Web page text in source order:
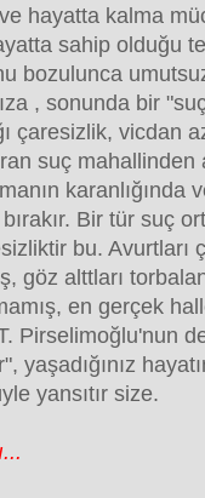
hayatta kalma
sahip olduğu
bozulunca
, sonunda bir
çaresizlik, vicdan
suç
karanlığında
Bir tür suç
bu. Avurtları
göz alttları
en gerçek
Pirselimoğlu'nun
yaşadığınız
yansıtır size.